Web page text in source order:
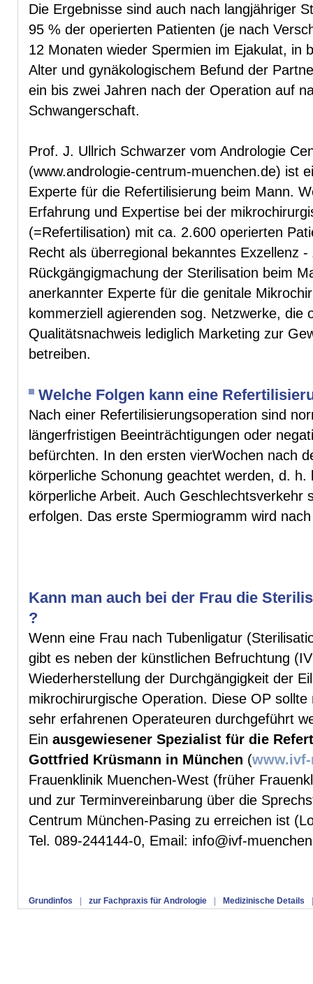
Die Ergebnisse sind auch nach langjähriger
95 % der operierten Patienten (je nach
12 Monaten wieder Spermien im Ejakulat, in
Alter und gynäkologischem Befund der
ein bis zwei Jahren nach der Operation auf
Schwangerschaft.
Prof. J. Ullrich Schwarzer vom Andrologie
(www.andrologie-centrum-muenchen.de) ist
Experte für die Refertilisierung beim Mann.
Erfahrung und Expertise bei der
(=Refertilisation) mit ca. 2.600 operierten
Recht als überregional bekanntes Exzellenz
Rückgängigmachung der Sterilisation beim
anerkannter Experte für die genitale
kommerziell agierenden sog. Netzwerke, die
Qualitätsnachweis lediglich Marketing zur
betreiben.
Welche Folgen kann eine
Nach einer Refertilisierungsoperation sind
längerfristigen Beeinträchtigungen oder
befürchten. In den ersten vierWochen nach
körperliche Schonung geachtet werden, d.
körperliche Arbeit. Auch Geschlechtsverkehr
erfolgen. Das erste Spermiogramm wird
Kann man auch bei der Frau die
?
Wenn eine Frau nach Tubenligatur
gibt es neben der künstlichen Befruchtung
Wiederherstellung der Durchgängigkeit der
mikrochirurgische Operation. Diese OP
sehr erfahrenen Operateuren durchgeführt
Ein ausgewiesener Spezialist für die
Gottfried Krüsmann in München (www.ivf-
Frauenklinik Muenchen-West (früher
und zur Terminvereinbarung über die
Centrum München-Pasing zu erreichen ist
Tel. 089-244144-0, Email: info@ivf-
Grundinfos | zur Fachpraxis für Andrologie | Medizinische Details |